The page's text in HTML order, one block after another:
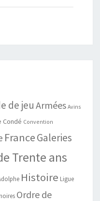
de jeu Armées Avins
Condé Convention
FranceGaleries
Trente ans
Histoire Ligue
Ordre de